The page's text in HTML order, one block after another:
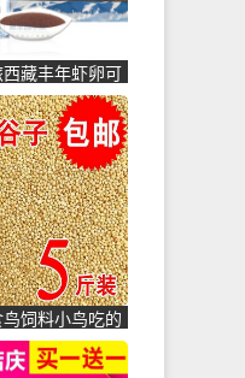
藏丰年虾卵可
卵观赏鱼饲料
-虾饲料(墨旅
17元)
鸟饲料小鸟吃的
食小鹦鹉鸽子
饲料(蕴橙汇家